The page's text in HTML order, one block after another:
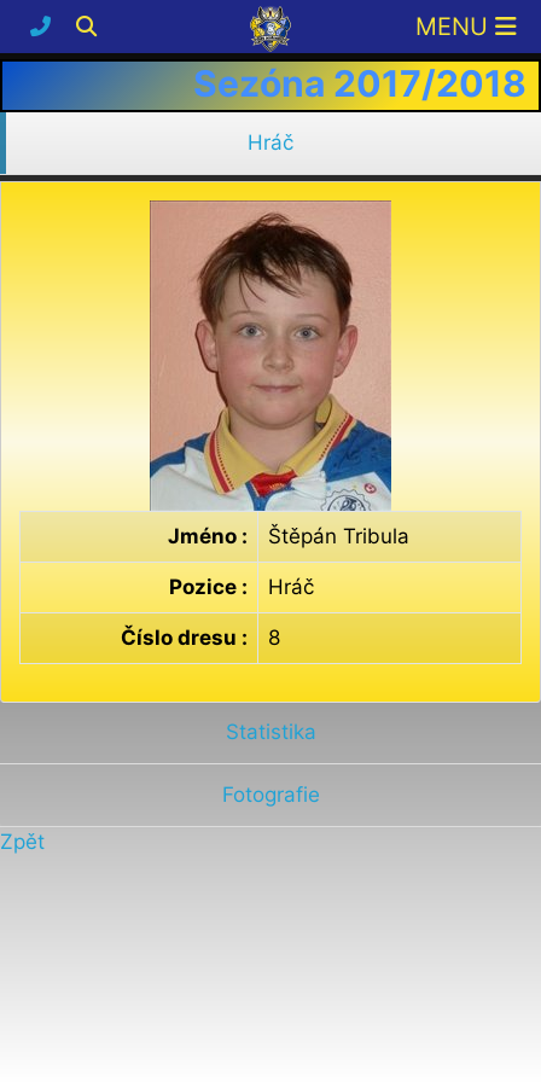
Sezóna 2017/2018
Hráč
Jméno : Štěpán Tribula
Pozice : Hráč
Číslo dresu : 8
Statistika
Fotografie
Zpět